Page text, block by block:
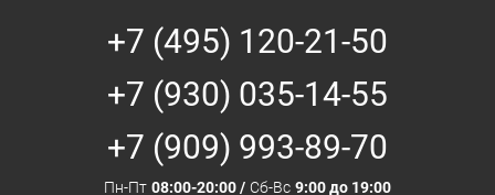
+7 (495) 120-21-50
+7 (930) 035-14-55
+7 (909) 993-89-70
Пн-Пт 08:00-20:00 / Сб-Вс 9:00 до 19:00